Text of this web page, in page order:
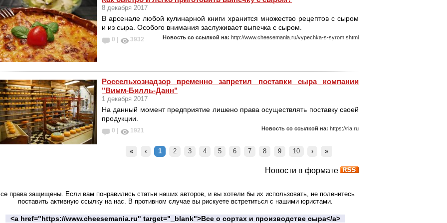
8 декабря 2017
В арсенале любой кулинарной книги хранится множество рецептов с сыром
и из сыра. Особого внимания заслуживает выпечка с сыром.
0 | 3932 Новость со ссылкой на: http://www.cheesemania.ru/vypechka-s-syrom.shtml
Россельхознадзор временно запретил поставки сыра компании
"Вимм-Билль-Данн"
1 декабря 2017
На данный момент предприятие лишено права осуществлять поставку своей
продукции.
0 | 1921 Новость со ссылкой на: https://ria.ru
« ‹ 1 2 3 4 5 6 7 8 9 10 › »
Новости в формате
права защищены. Если вам понравились статьи наших авторов, и вы хотели бы их использовать, не поленитесь
поставить активную ссылку на нас. В противном случае вы рискуете встретиться с нашими юристами.
<a href="https://www.cheesemania.ru" target="_blank">Все о сортах и производстве сыра</a>